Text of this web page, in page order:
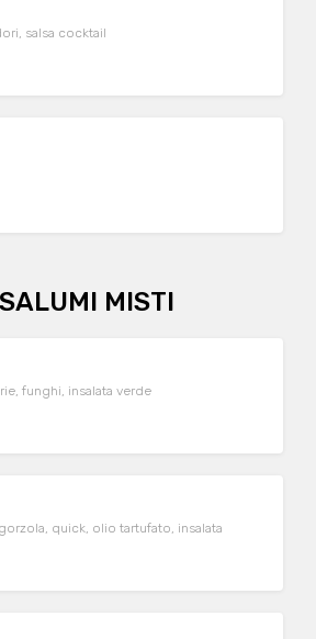
salsa cocktail
MISTI
funghi, insalata verde
quick, olio tartufato, insalata